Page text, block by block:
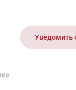
НоскиУведомить